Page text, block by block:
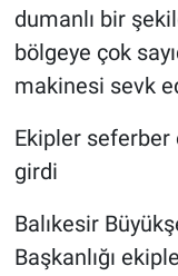
dumanlı bir
bölgeye çok
makinesi sevk
Ekipler
girdi
Balıkesir
Başkanlığı